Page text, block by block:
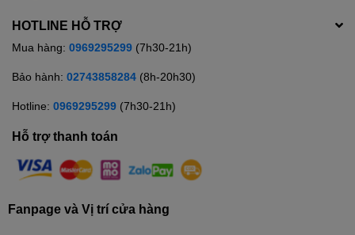
HOTLINE HỖ TRỢ
Mua hàng: 0969295299 (7h30-21h)
Bảo hành: 02743858284 (8h-20h30)
Hotline: 0969295299 (7h30-21h)
Hỗ trợ thanh toán
Fanpage và Vị trí cửa hàng